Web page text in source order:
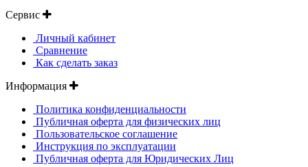
Сервис
Личный кабинет
Сравнение
Как сделать заказ
Информация
Политика конфиденциальности
Публичная оферта для физических лиц
Пользовательское соглашение
Инструкция по эксплуатации
Публичная оферта для Юридических Лиц